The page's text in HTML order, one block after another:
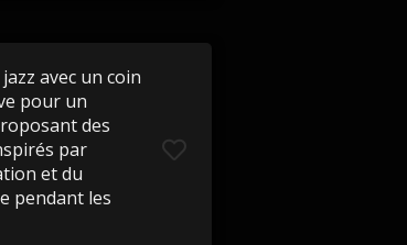
avec un coin
pour un
des
par
et du
pendant les